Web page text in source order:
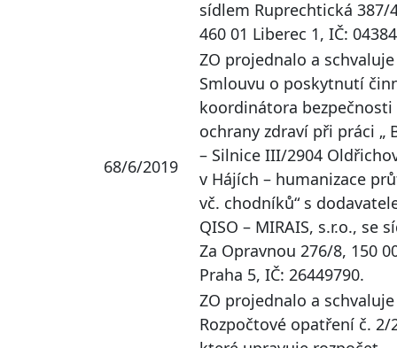
sídlem Ruprechtická 387/
460 01 Liberec 1, IČ:
68/6/2019
ZO projednalo a schvaluje
Smlouvu o poskytnutí
koordinátora bezpečnosti
ochrany zdraví při práci „
– Silnice III/2904
v Hájích – humanizace
vč. chodníků“ s
QISO – MIRAIS, s.r.o., se
Za Opravnou 276/8, 150
Praha 5, IČ: 26449790.
ZO projednalo a schvaluje
Rozpočtové opatření č. 2/